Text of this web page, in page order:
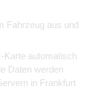
Fahrzeug aus und
Karte automatisch
Daten werden
in Frankfurt